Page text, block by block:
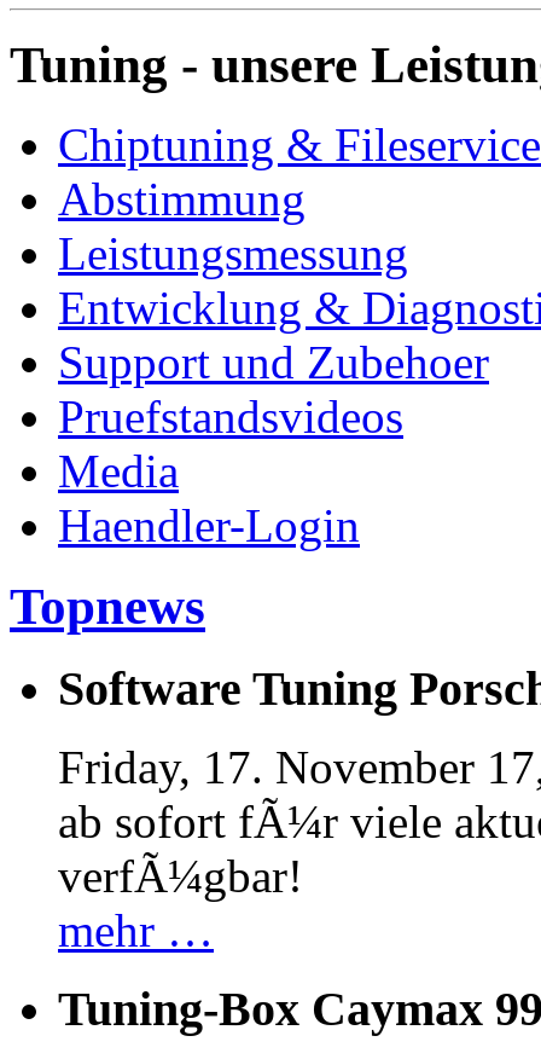
Tuning - unsere
Chiptuning & Fileservice
Abstimmung
Leistungsmessung
Entwicklung &
Support und Zubehoer
Pruefstandsvideos
Media
Haendler-Login
Topnews
Software Tuning
Friday, 17. November
ab sofort fÃ¼r viele
verfÃ¼gbar!
mehr …
Tuning-Box Caymax